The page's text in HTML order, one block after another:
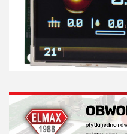
Magazyny
Archiwum